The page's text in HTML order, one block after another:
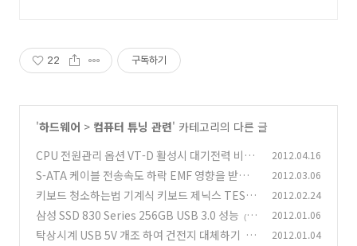
22 구독하기
'하드웨어 > 컴퓨터 튜닝 관련' 카테고리의 다른 글
CPU 전원관리 옵션 VT-D 활성시 대기전력 비교
(4)
2012.04.16
S-ATA 케이블 전송속도 하락 EMF 영향을 받을
까? 실험기 (13)
2012.03.06
키보드 청소하는법 기계식 키보드 제닉스 TESO
RO M7 Gaming (9)
2012.02.24
삼성 SSD 830 Series 256GB USB 3.0 성능
(1
1)
2012.01.06
탁상시계 USB 5V 개조 하여 건전지 대체하기
(1
2012.01.04